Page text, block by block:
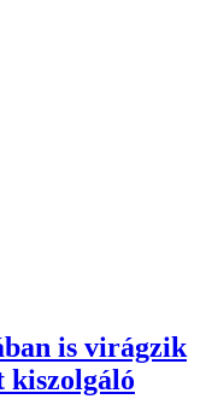
is virágzik
kiszolgáló